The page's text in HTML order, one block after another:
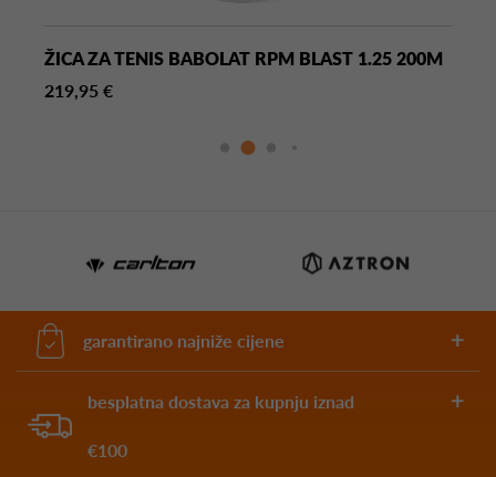
ŽICA ZA TENIS BABOLAT RPM BLAST 1.25 200M
219,95 €
garantirano najniže cijene
besplatna dostava za kupnju iznad
€100